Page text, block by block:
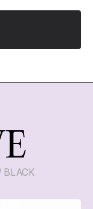
BLACK